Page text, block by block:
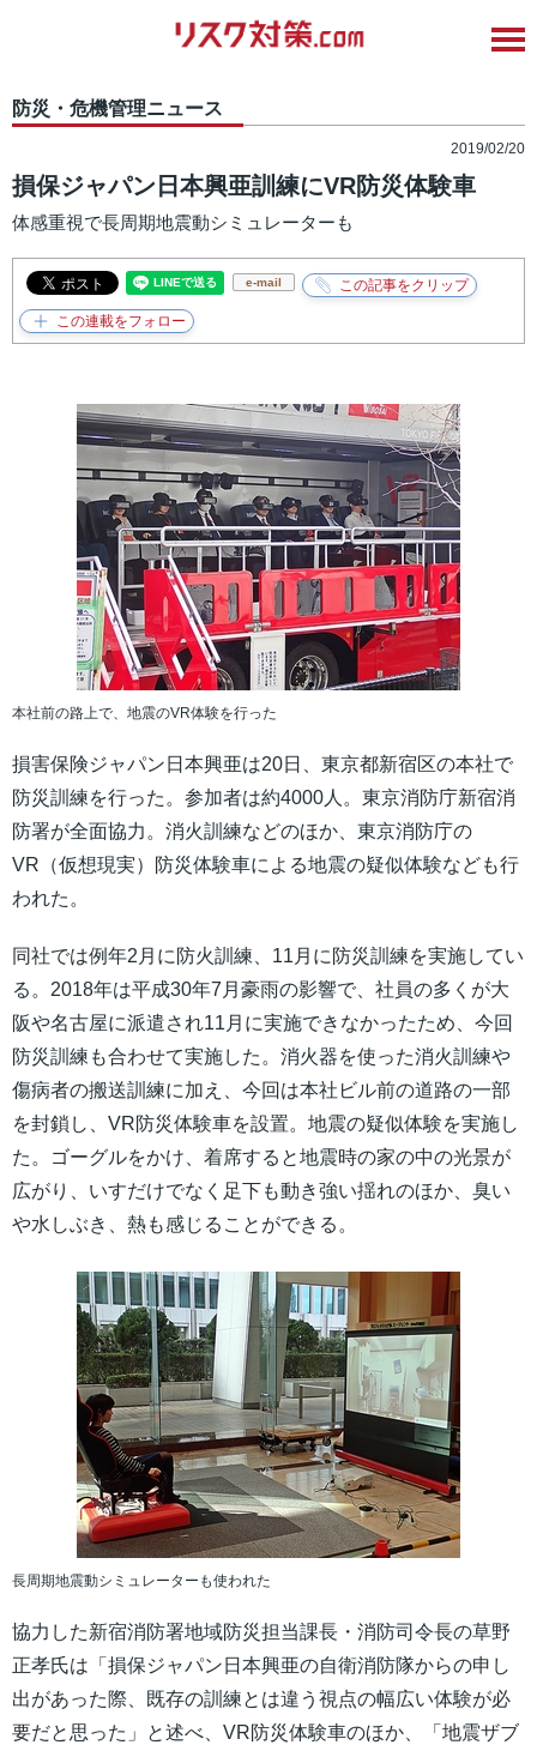
防災・危機管理ニュース
2019/02/20
損保ジャパン日本興亜訓練にVR防災体験車
体感重視で長周期地震動シミュレーターも
e-mail
本社前の路上で、地震のVR体験を行った
損害保険ジャパン日本興亜は20日、東京都新宿区の本社で
防災訓練を行った。参加者は約4000人。東京消防庁新宿消
防署が全面協力。消火訓練などのほか、東京消防庁の
VR（仮想現実）防災体験車による地震の疑似体験なども行
われた。
同社では例年2月に防火訓練、11月に防災訓練を実施してい
る。2018年は平成30年7月豪雨の影響で、社員の多くが大
阪や名古屋に派遣され11月に実施できなかったため、今回
防災訓練も合わせて実施した。消火器を使った消火訓練や
傷病者の搬送訓練に加え、今回は本社ビル前の道路の一部
を封鎖し、VR防災体験車を設置。地震の疑似体験を実施し
た。ゴーグルをかけ、着席すると地震時の家の中の光景が
広がり、いすだけでなく足下も動き強い揺れのほか、臭い
や水しぶき、熱も感じることができる。
長周期地震動シミュレーターも使われた
協力した新宿消防署地域防災担当課長・消防司令長の草野
正孝氏は「損保ジャパン日本興亜の自衛消防隊からの申し
出があった際、既存の訓練とは違う視点の幅広い体験が必
要だと思った」と述べ、VR防災体験車のほか、「地震ザブ